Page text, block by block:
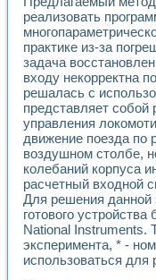
Стенд для
Опыт
реализовать
практике из-за
задача
входу некорректна
решалась с
представляет собой
управления
движение поезда по
воздушном столбе,
колебаний корпуса
расчетный входной
Для решения данной
готового
National Instruments.
эксперимента, * -
использоваться для